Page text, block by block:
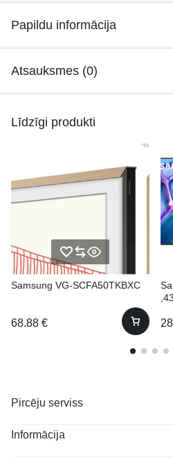
Papildu informācija
Atsauksmes (0)
Līdzīgi produkti
Samsung VG-SCFA50TKBXC
68.88 €
Pircēju serviss
Informācija